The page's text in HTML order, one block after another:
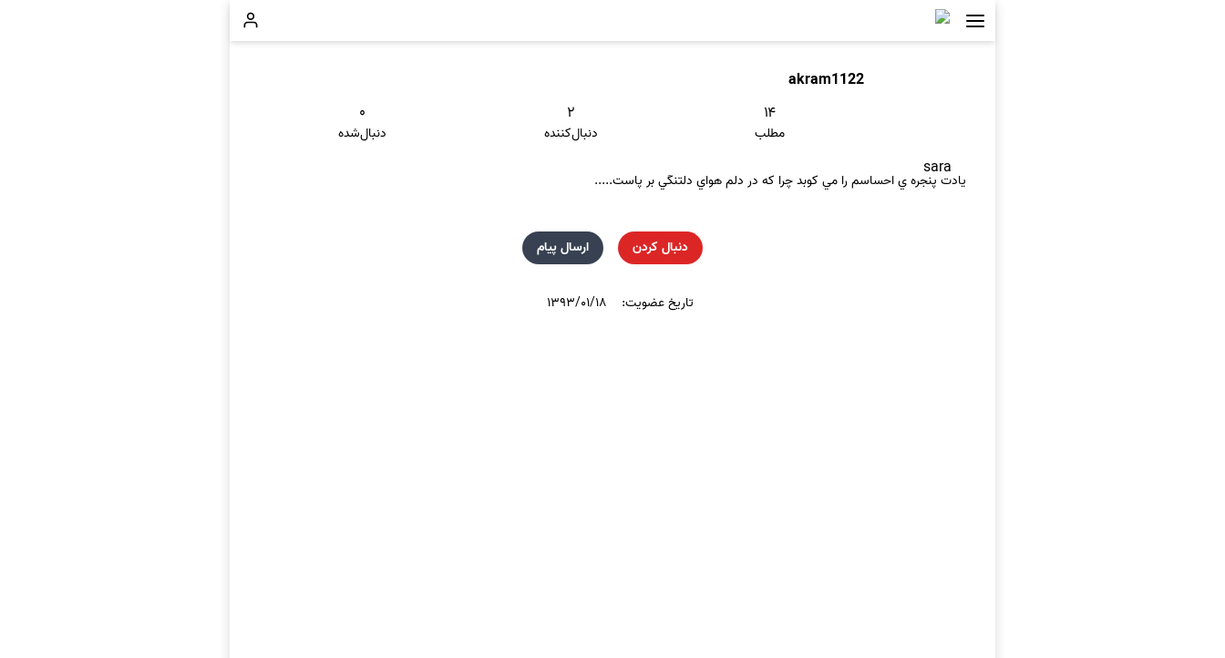
akram1122
۱۴
مطلب
۲
دنبال‌کننده
۰
دنبال‌شده
sara
يادت پنجره ي احساسم را مي کوبد چرا که در دلم هواي دلتنگي بر پاست.....
دنبال کردن ارسال پیام
تاریخ عضویت: ۱۳۹۳/۰۱/۱۸